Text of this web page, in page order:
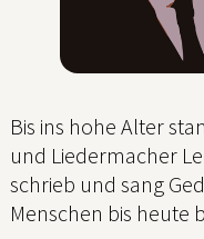
Bis ins hohe Alter
und Liedermacher
schrieb und sang
Menschen bis heute